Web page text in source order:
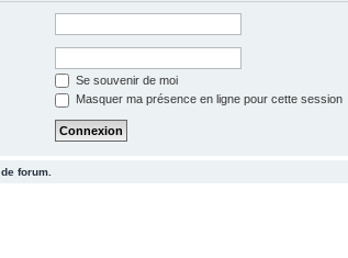
Se souvenir de moi
Masquer ma présence en ligne pour cette session
forum.